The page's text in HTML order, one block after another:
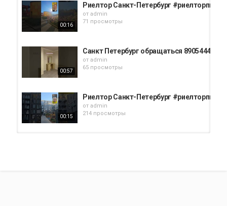
00:16
Риелтор Санкт-Петербург
от admin
71 просмотры
00:57
Санкт Петербург обращаться
от admin
65 просмотры
00:15
Риелтор Санкт-Петербург
от admin
214 просмотры